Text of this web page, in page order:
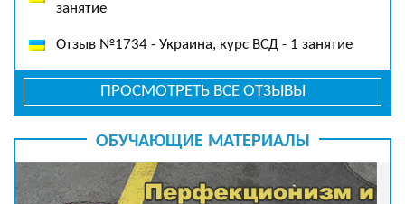
занятие
Отзыв №1734 - Украина, курс ВСД - 1 занятие
ПРОСМОТРЕТЬ ВСЕ ОТЗЫВЫ
ОБУЧАЮЩИЕ МАТЕРИАЛЫ